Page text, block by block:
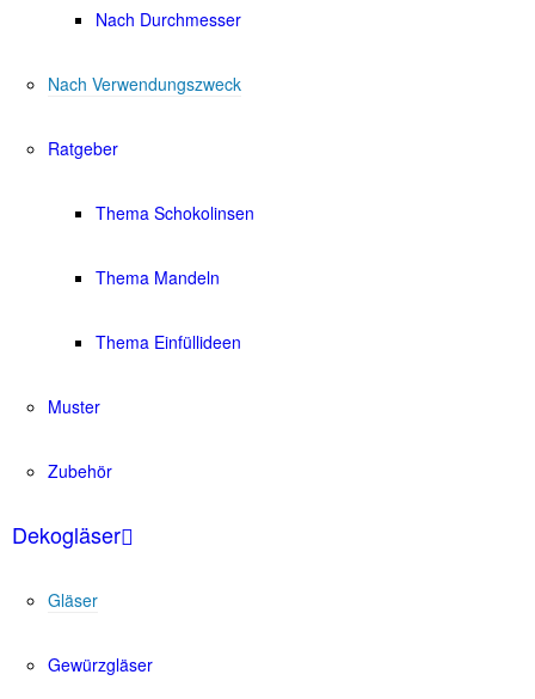
Nach Durchmesser
Nach Verwendungszweck
Ratgeber
Thema Schokolinsen
Thema Mandeln
Thema Einfüllideen
Muster
Zubehör
Dekogläser
Gläser
Gewürzgläser